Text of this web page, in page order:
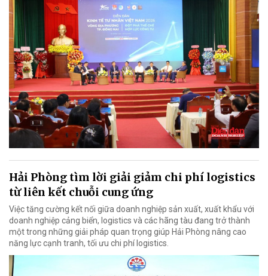
Hải Phòng tìm lời giải giảm chi phí logistics
từ liên kết chuỗi cung ứng
Việc tăng cường kết nối giữa doanh nghiệp sản xuất, xuất khẩu với
doanh nghiệp cảng biển, logistics và các hãng tàu đang trở thành
một trong những giải pháp quan trọng giúp Hải Phòng nâng cao
năng lực cạnh tranh, tối ưu chi phí logistics.